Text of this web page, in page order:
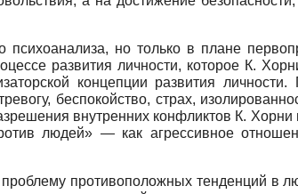
психоанализа, но только в плане
развития личности, которое К.
концепции развития
беспокойство, страх,
внутренних конфликтов К.
людей» — как агрессивное
проблему противоположных тенденций в